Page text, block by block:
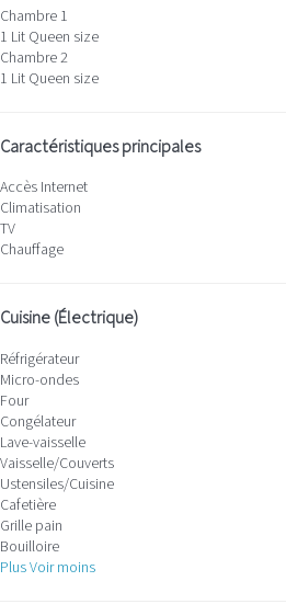
Chambre 1
1 Lit Queen size
Chambre 2
1 Lit Queen size
Caractéristiques principales
Accès Internet
Climatisation
TV
Chauffage
Cuisine (Électrique)
Réfrigérateur
Micro-ondes
Four
Congélateur
Lave-vaisselle
Vaisselle/Couverts
Ustensiles/Cuisine
Cafetière
Grille pain
Bouilloire
PlusVoir moins